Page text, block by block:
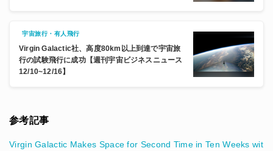
宇宙旅行・有人飛行
Virgin Galactic社、高度80km以上到達で宇宙旅
行の試験飛行に成功【週刊宇宙ビジネスニュース
12/10~12/16】
参考記事
Virgin Galactic Makes Space for Second Time in Ten Weeks wit